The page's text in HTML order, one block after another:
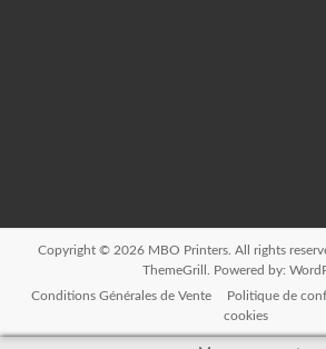
Copyright © 2026 MBO Printers . All rights
ThemeGrill. Powered by:
Conditions Générales de Vente
Politique de
cookies